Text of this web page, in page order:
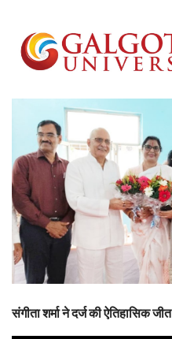
संगीता शर्मा ने दर्ज की ऐतिहासिक जीत